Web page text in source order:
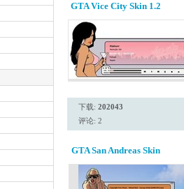
GTA Vice City Skin 1.2
下载: 202043
评论: 2
GTA San Andreas Skin